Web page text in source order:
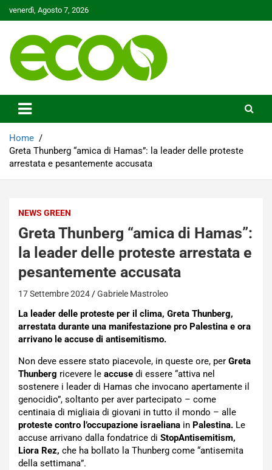
to
venerdì, Agosto 7, 2026
Ecoo.it
Home
Greta Thunberg “amica di Hamas”: la leader delle proteste
arrestata e pesantemente accusata
NEWS GREEN
Greta Thunberg “amica di Hamas”:
la leader delle proteste arrestata e
pesantemente accusata
17 Settembre 2024 Gabriele Mastroleo
La leader delle proteste per il clima, Greta Thunberg,
arrestata durante una manifestazione pro Palestina e ora
arrivano le accuse di antisemitismo.
Non deve essere stato piacevole, in queste ore, per Greta
Thunberg ricevere le accuse di essere “attiva nel
sostenere i leader di Hamas che invocano apertamente il
genocidio”, soltanto per aver partecipato – come
centinaia di migliaia di giovani in tutto il mondo – alle
proteste contro l’occupazione israeliana in Palestina. Le
accuse arrivano dalla fondatrice di StopAntisemitism,
Liora Rez, che ha bollato la Thunberg come “antisemita
della settimana”.